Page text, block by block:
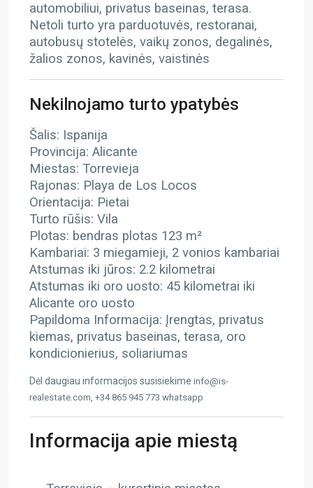
automobiliui, privatus baseinas, terasa.
Netoli turto yra parduotuvės, restoranai,
autobusų stotelės, vaikų zonos, degalinės,
žalios zonos, kavinės, vaistinės
Nekilnojamo turto ypatybės
Šalis: Ispanija
Provincija: Alicante
Miestas: Torrevieja
Rajonas: Playa de Los Locos
Orientacija: Pietai
Turto rūšis: Vila
Plotas: bendras plotas 123 m²
Kambariai: 3 miegamieji, 2 vonios kambariai
Atstumas iki jūros: 2.2 kilometrai
Atstumas iki oro uosto: 45 kilometrai iki
Alicante oro uosto
Papildoma Informacija: Įrengtas, privatus
kiemas, privatus baseinas, terasa, oro
kondicionierius, soliariumas
Dėl daugiau informacijos susisiekime info@is-
realestate.com, +34 865 945 773 whatsapp
Informacija apie miestą